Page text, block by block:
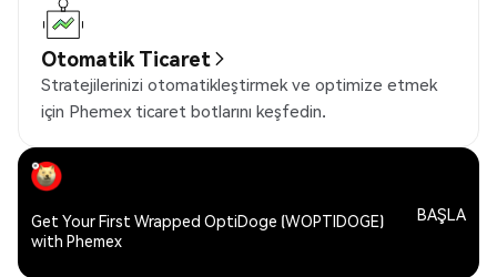
Otomatik Ticaret
Stratejilerinizi otomatikleştirmek ve optimize etmek
için Phemex ticaret botlarını keşfedin.
Get Your First Wrapped OptiDoge (WOPTIDOGE)
with Phemex
BAŞLA